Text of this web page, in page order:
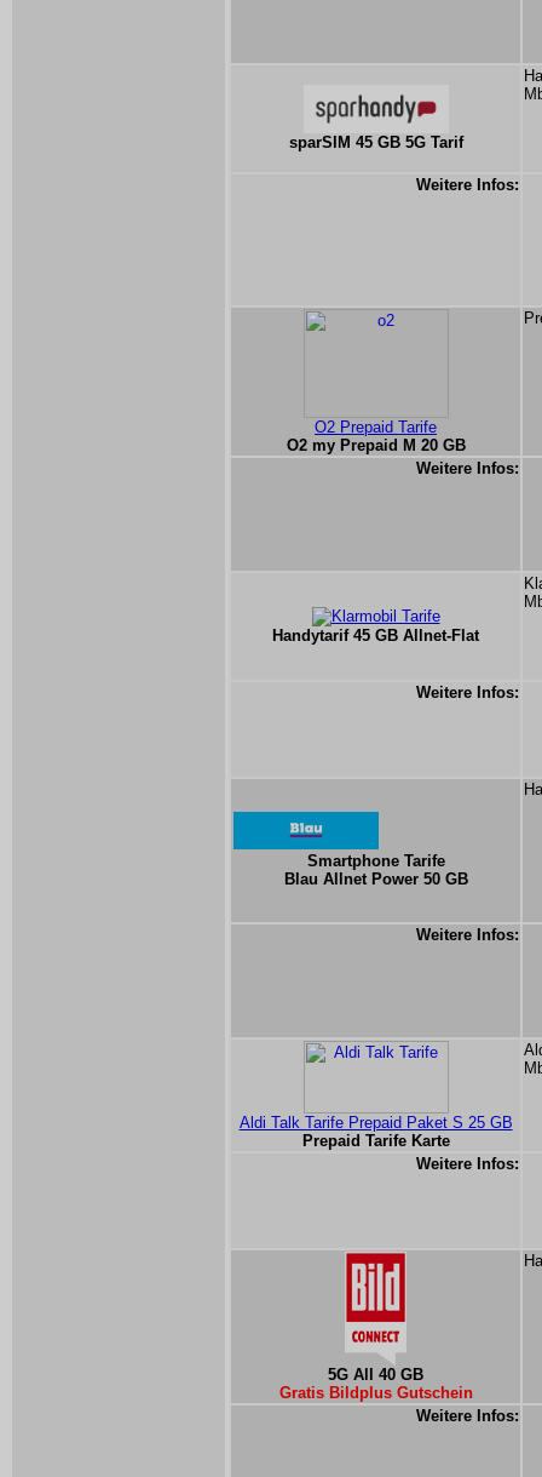
sparSIM 45 GB 5G Tarif
Weitere Infos:
O2 Prepaid Tarife
O2 my Prepaid M 20 GB
Weitere Infos:
Handytarif 45 GB Allnet-Flat
Weitere Infos:
Smartphone Tarife
Blau Allnet Power 50 GB
Weitere Infos:
Aldi Talk Tarife Prepaid Paket S 25 GB
Prepaid Tarife Karte
Weitere Infos:
5G All 40 GB
Gratis Bildplus Gutschein
Weitere Infos: